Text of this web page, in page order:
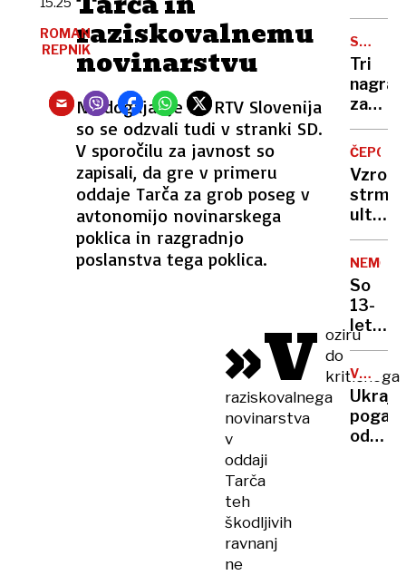
raziskovalnemu
novinarstvu
Na dogajanje na RTV Slovenija
so se odzvali tudi v stranki SD.
V sporočilu za javnost so
zapisali, da gre v primeru
oddaje Tarča za grob poseg v
avtonomijo novinarskega
poklica in razgradnjo
poslanstva tega poklica.
ROMAN
REPNIK
»V oziru
do
kritičnega
raziskovalnega
novinarstva
v
oddaji
Tarča
teh
škodljivih
ravnanj
ne
v
morju
gradi
predor
na
svetu
Tri
za
Ervinu
-
za
delo
Vzrok
letala
še ni
znan
So
13-
letnico
prisilili,
da je
do
smrti
svojo
VOJNA
V